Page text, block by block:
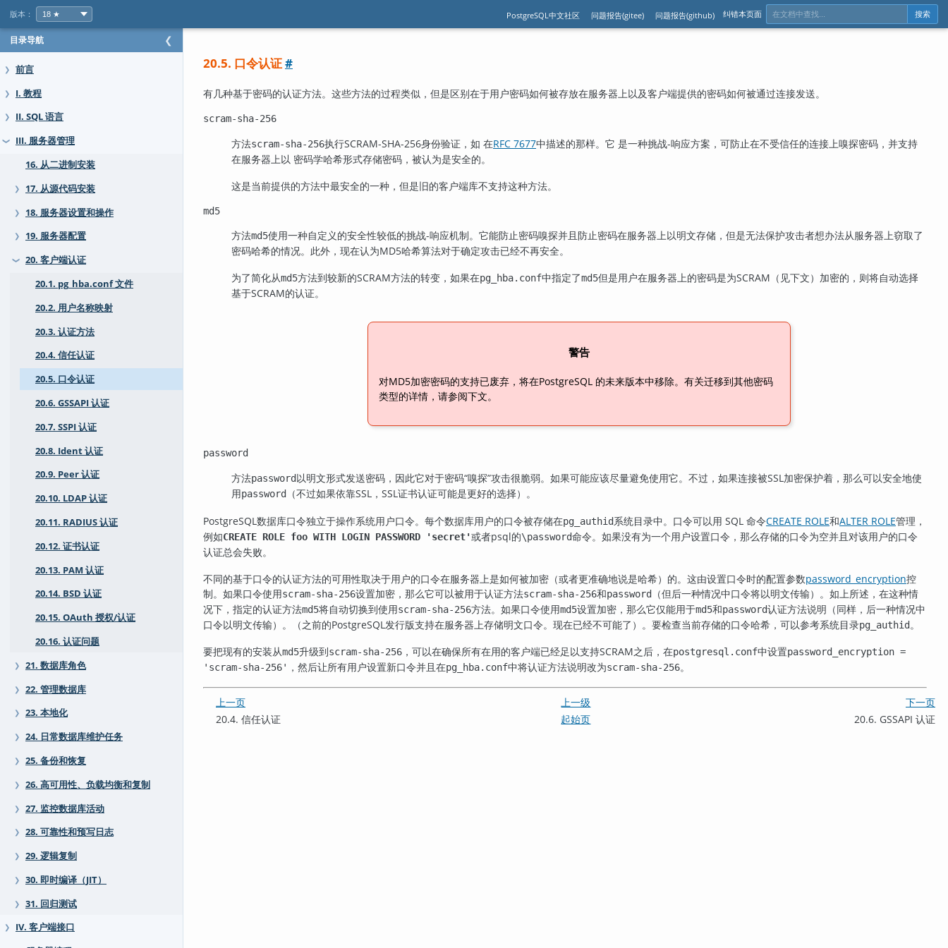
版本： PostgreSQL中文社区 问题报告(gitee) 问题报告(github) 纠错本页面 搜索
目录导航 ❮
❯ 前言
❯ I. 教程
❯ II. SQL 语言
❯
III. 服务器管理
16. 从二进制安装
❯ 17. 从源代码安装
❯ 18. 服务器设置和操作
❯ 19. 服务器配置
❯
20. 客户端认证
20.1. pg_hba.conf 文件
20.2. 用户名称映射
20.3. 认证方法
20.4. 信任认证
20.5. 口令认证
20.6. GSSAPI 认证
20.7. SSPI 认证
20.8. Ident 认证
20.9. Peer 认证
20.10. LDAP 认证
20.11. RADIUS 认证
20.12. 证书认证
20.13. PAM 认证
20.14. BSD 认证
20.15. OAuth 授权/认证
20.16. 认证问题
❯ 21. 数据库角色
❯ 22. 管理数据库
❯ 23. 本地化
❯ 24. 日常数据库维护任务
❯ 25. 备份和恢复
❯ 26. 高可用性、负载均衡和复制
❯ 27. 监控数据库活动
❯ 28. 可靠性和预写日志
❯ 29. 逻辑复制
❯ 30. 即时编译（JIT）
❯ 31. 回归测试
❯ IV. 客户端接口
20.5. 口令认证#
有几种基于密码的认证方法。这些方法的过程类似，但是区别在于用户密码如何被存放在服务器上以及客户端提供的密码如何被通过连接发送。
scram-sha-256
方法scram-sha-256执行SCRAM-SHA-256身份验证，如 在RFC 7677中描述的那样。它 是一种挑战-响应方案，可防止在不受信任的连接上嗅探密码，并支持
在服务器上以 密码学哈希形式存储密码，被认为是安全的。
这是当前提供的方法中最安全的一种，但是旧的客户端库不支持这种方法。
md5
方法md5使用一种自定义的安全性较低的挑战-响应机制。它能防止密码嗅探并且防止密码在服务器上以明文存储，但是无法保护攻击者想办法从服务器上窃取了
密码哈希的情况。此外，现在认为MD5哈希算法对于确定攻击已经不再安全。
为了简化从md5方法到较新的SCRAM方法的转变，如果在pg_hba.conf中指定了md5但是用户在服务器上的密码是为SCRAM（见下文）加密的，则将自动选择
基于SCRAM的认证。
警告
对MD5加密密码的支持已废弃，将在PostgreSQL 的未来版本中移除。有关迁移到其他密码
类型的详情，请参阅下文。
password
方法password以明文形式发送密码，因此它对于密码“嗅探”攻击很脆弱。如果可能应该尽量避免使用它。不过，如果连接被SSL加密保护着，那么可以安全地使
用password （不过如果依靠SSL，SSL证书认证可能是更好的选择）。
PostgreSQL数据库口令独立于操作系统用户口令。每个数据库用户的口令被存储在pg_authid系统目录中。口令可以用 SQL 命令CREATE ROLE和ALTER ROLE管理，
例如CREATE ROLE foo WITH LOGIN PASSWORD 'secret'或者psql的\password命令。如果没有为一个用户设置口令，那么存储的口令为空并且对该用户的口令
认证总会失败。
不同的基于口令的认证方法的可用性取决于用户的口令在服务器上是如何被加密（或者更准确地说是哈希）的。这由设置口令时的配置参数password_encryption控
制。如果口令使用scram-sha-256设置加密，那么它可以被用于认证方法scram-sha-256和password
（但后一种情况中口令将以明文传输）。如上所述，在这种情
况下，指定的认证方法md5将自动切换到使用scram-sha-256方法。如果口令使用md5设置加密，那么它仅能用于md5和password认证方法说明（同样，后一种情况中
口令以明文传输）。（之前的PostgreSQL发行版支持在服务器上存储明文口令。现在已经不可能了）。要检查当前存储的口令哈希，可以参考系统目录pg_authid 。
要把现有的安装从md5升级到scram-sha-256 ，可以在确保所有在用的客户端已经足以支持SCRAM之后，在postgresql.conf中设置password_encryption =
'scram-sha-256' ，然后让所有用户设置新口令并且在pg_hba.conf中将认证方法说明改为scram-sha-256。
上一页 上一级
下一页
20.4. 信任认证
起始页 20.6. GSSAPI 认证